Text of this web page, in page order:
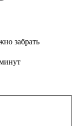
забрать